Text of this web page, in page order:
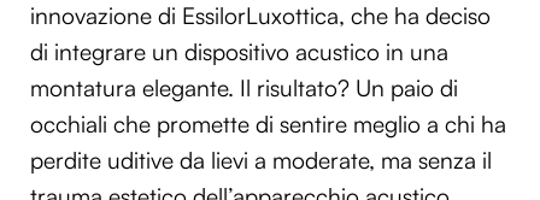
innovazione di EssilorLuxottica, che ha deciso
di integrare un dispositivo acustico in una
montatura elegante. Il risultato? Un paio di
occhiali che promette di sentire meglio a chi ha
perdite uditive da lievi a moderate, ma senza il